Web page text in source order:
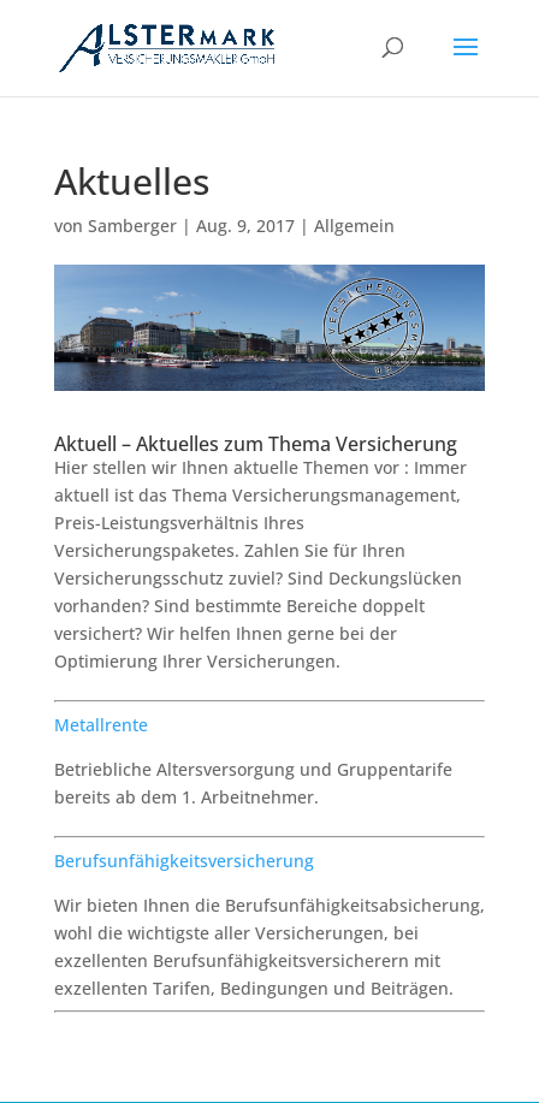
Aktuelles
von Samberger| Aug. 9, 2017| Allgemein
Aktuell – Aktuelles zum Thema Versicherung
Hier stellen wir Ihnen aktuelle Themen vor : Immer
aktuell ist das Thema Versicherungsmanagement,
Preis-Leistungsverhältnis Ihres
Versicherungspaketes. Zahlen Sie für Ihren
Versicherungsschutz zuviel? Sind Deckungslücken
vorhanden? Sind bestimmte Bereiche doppelt
versichert? Wir helfen Ihnen gerne bei der
Optimierung Ihrer Versicherungen.
Metallrente
Betriebliche Altersversorgung und Gruppentarife
bereits ab dem 1. Arbeitnehmer.
Berufsunfähigkeitsversicherung
Wir bieten Ihnen die Berufsunfähigkeitsabsicherung,
wohl die wichtigste aller Versicherungen, bei
exzellenten Berufsunfähigkeitsversicherern mit
exzellenten Tarifen, Bedingungen und Beiträgen.